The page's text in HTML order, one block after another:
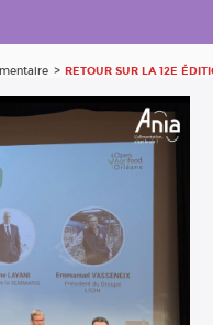
RETOUR SUR LA 12E